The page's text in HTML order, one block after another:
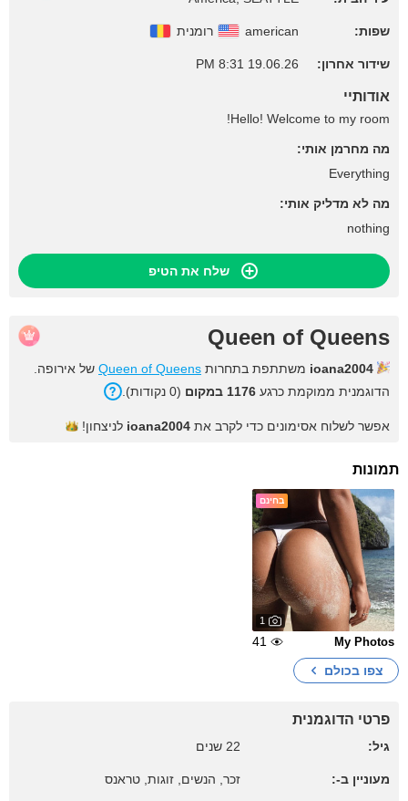
שפות: american רומנית
שידור אחרון: 19.06.26 8:31 PM
אודותיי
Hello! Welcome to my room!
מה מחרמן אותי:
Everything
מה לא מדליק אותי:
nothing
שלח את הטיפ
Queen of Queens
ioana2004 משתתפת בתחרות Queen of Queens של אירופה.
הדוגמנית ממוקמת כרגע 1176 במקום (0 נקודות).
אפשר לשלוח אסימונים כדי לקרב את ioana2004 לניצחון!
תמונות
בחינם
1
My Photos
41
צפו בכולם
פרטי הדוגמנית
גיל: 22 שנים
מעוניין ב-: זכר, הנשים, זוגות, טראנס